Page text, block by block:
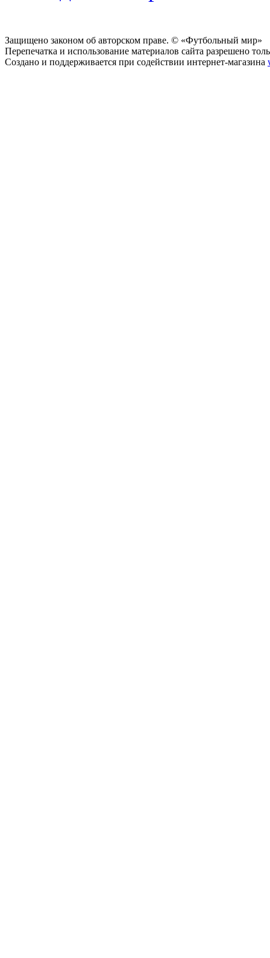
Защищено законом об авторском праве. © «Футбольный мир»
Перепечатка и использование материалов сайта разрешено
Создано и поддерживается при содействии интернет-магазина